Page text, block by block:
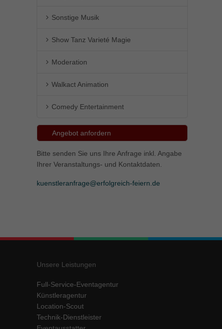
Sonstige Musik
Show Tanz Varieté Magie
Moderation
Walkact Animation
Comedy Entertainment
Angebot anfordern
Bitte senden Sie uns Ihre Anfrage inkl. Angabe
Ihrer Veranstaltungs- und Kontaktdaten.
kuenstleranfrage@erfolgreich-feiern.de
Unsere Leistungen
Full-Service-Eventagentur
Künstleragentur
Location-Scout
Technik-Dienstleister